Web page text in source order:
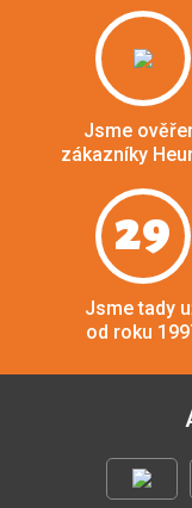
Jsme
zákazníky
29
Jsme tady
od roku